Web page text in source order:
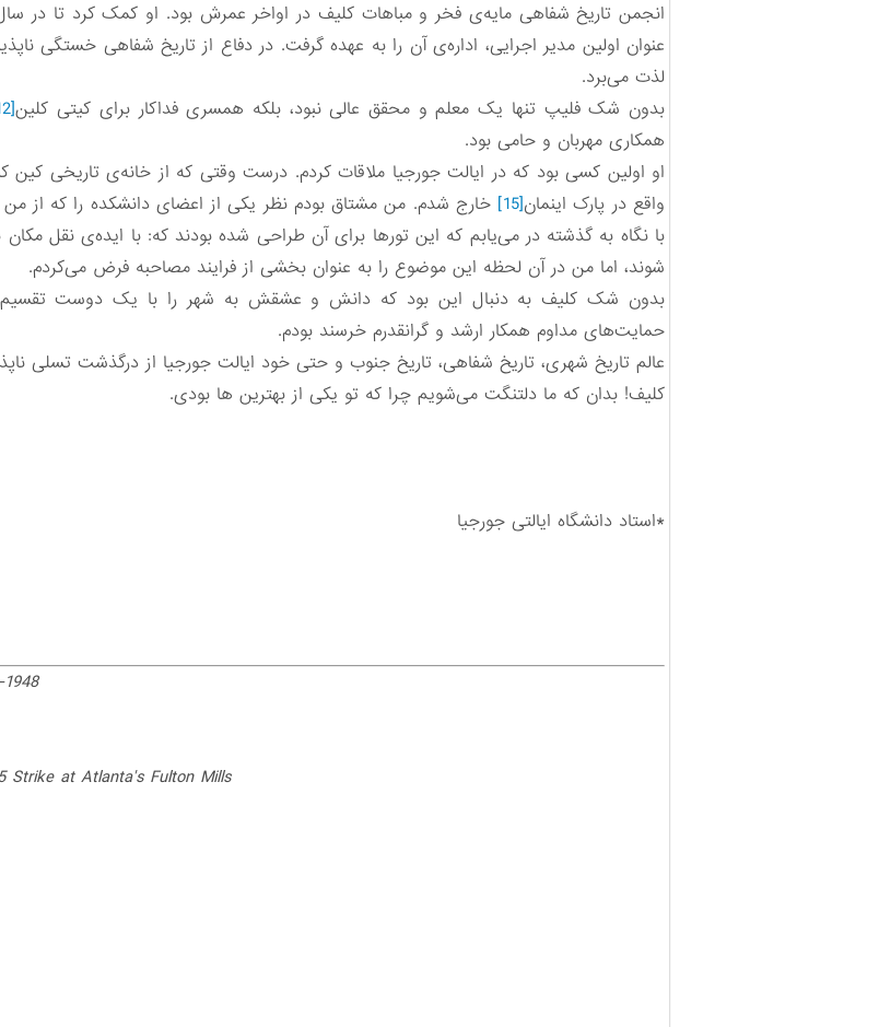
عنوان اولین مدیر اجرایی، اداره‌ی آن را به عهده گرفت. در دفاع از تاریخ شفاهی خستگی
لذت می‌برد.
بدون شک فلیپ تنها یک معلم و محقق عالی نبود، بلکه همسری فداکار برای کیتی کلین
همکاری مهربان و حامی بود.
او اولین کسی بود که در ایالت جورجیا ملاقات کردم. درست وقتی که از خانه‌ی تاریخی کین
واقع در پارک اینمان[15] خارج شدم. من مشتاق بودم نظر یکی از اعضای دانشکده را که از
با نگاه به گذشته در می‌یابم که این تورها برای آن طراحی شده بودند که: با ایده‌ی نقل مکان
شوند، اما من در آن لحظه این موضوع را به عنوان بخشی از فرایند مصاحبه فرض می‌کردم.
بدون شک کلیف به دنبال این بود که دانش و عشقش به شهر را با یک دوست تقسیم
حمایت‌های مداوم همکار ارشد و گرانقدرم خرسند بودم.
عالم تاریخ شهری، تاریخ شفاهی، تاریخ جنوب و حتی خود ایالت جورجیا از درگذشت تسلی
کلیف! بدان که ما دلتنگت می‌شویم چرا که تو یکی از بهترین ها بودی.
*استاد دانشگاه ایالتی جورجیا
Strike at Atlanta's Fulton Mills